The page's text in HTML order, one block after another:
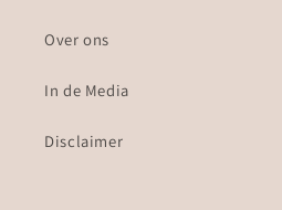
Over ons
In de Media
Disclaimer